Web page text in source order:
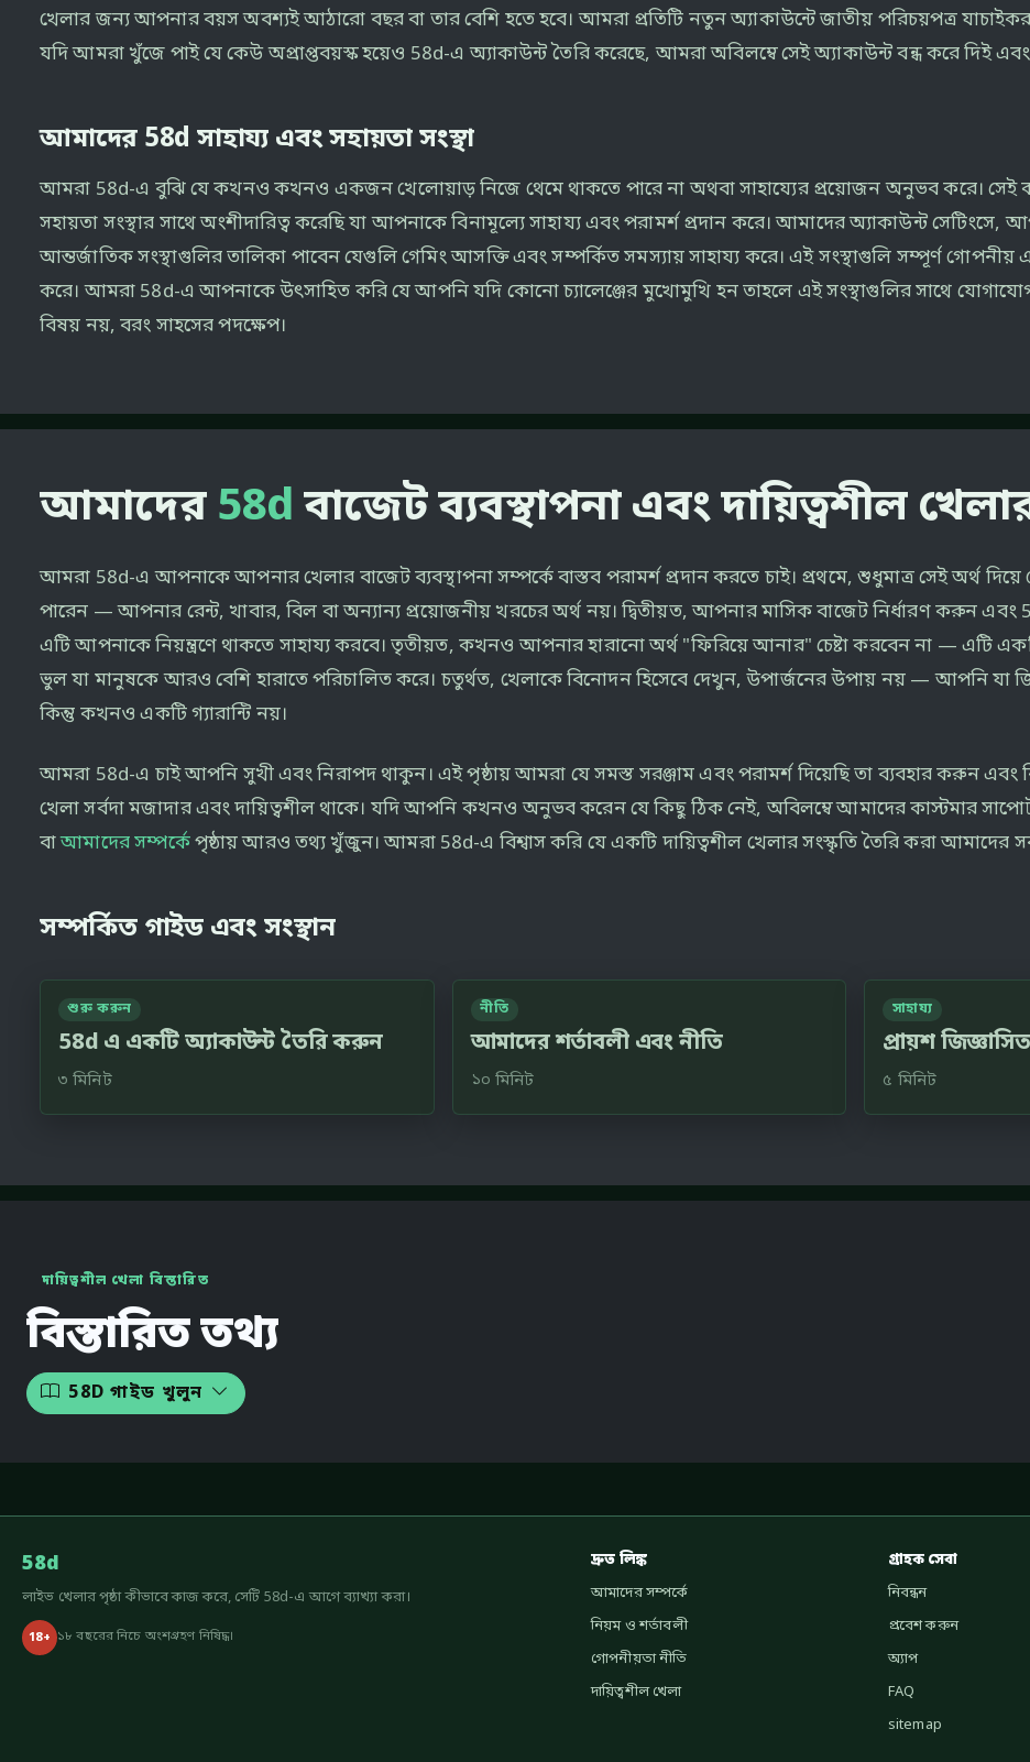
খেলার জন্য আপনার বয়স অবশ্যই আঠারো বছর বা তার বেশি হতে হবে। আমরা প্রতিটি নতুন অ্যাকাউন্টে জাতীয় পরিচয়পত্র
যদি আমরা খুঁজে পাই যে কেউ অপ্রাপ্তবয়স্ক হয়েও 58d-এ অ্যাকাউন্ট তৈরি করেছে, আমরা অবিলম্বে সেই অ্যাকাউন্ট বন্ধ করে দিই
আমাদের 58d সাহায্য এবং সহায়তা সংস্থা
আমরা 58d-এ বুঝি যে কখনও কখনও একজন খেলোয়াড় নিজে থেমে থাকতে পারে না অথবা সাহায্যের প্রয়োজন অনুভব করে। সেই
সহায়তা সংস্থার সাথে অংশীদারিত্ব করেছি যা আপনাকে বিনামূল্যে সাহায্য এবং পরামর্শ প্রদান করে। আমাদের অ্যাকাউন্ট সেটিংসে,
আন্তর্জাতিক সংস্থাগুলির তালিকা পাবেন যেগুলি গেমিং আসক্তি এবং সম্পর্কিত সমস্যায় সাহায্য করে। এই সংস্থাগুলি সম্পূর্ণ গোপনীয়
করে। আমরা 58d-এ আপনাকে উৎসাহিত করি যে আপনি যদি কোনো চ্যালেঞ্জের মুখোমুখি হন তাহলে এই সংস্থাগুলির সাথে
বিষয় নয়, বরং সাহসের পদক্ষেপ।
আমাদের 58d বাজেট ব্যবস্থাপনা এবং দায়িত্বশীল
আমরা 58d-এ আপনাকে আপনার খেলার বাজেট ব্যবস্থাপনা সম্পর্কে বাস্তব পরামর্শ প্রদান করতে চাই। প্রথমে, শুধুমাত্র সেই অর্থ
পারেন — আপনার রেন্ট, খাবার, বিল বা অন্যান্য প্রয়োজনীয় খরচের অর্থ নয়। দ্বিতীয়ত, আপনার মাসিক বাজেট নির্ধারণ করুন
এটি আপনাকে নিয়ন্ত্রণে থাকতে সাহায্য করবে। তৃতীয়ত, কখনও আপনার হারানো অর্থ "ফিরিয়ে আনার" চেষ্টা করবেন না — এটি
ভুল যা মানুষকে আরও বেশি হারাতে পরিচালিত করে। চতুর্থত, খেলাকে বিনোদন হিসেবে দেখুন, উপার্জনের উপায় নয় — আপনি যা
কিন্তু কখনও একটি গ্যারান্টি নয়।
আমরা 58d-এ চাই আপনি সুখী এবং নিরাপদ থাকুন। এই পৃষ্ঠায় আমরা যে সমস্ত সরঞ্জাম এবং পরামর্শ দিয়েছি তা ব্যবহার করুন
খেলা সর্বদা মজাদার এবং দায়িত্বশীল থাকে। যদি আপনি কখনও অনুভব করেন যে কিছু ঠিক নেই, অবিলম্বে আমাদের কাস্টমার
বাআমাদের সম্পর্কেপৃষ্ঠায় আরও তথ্য খুঁজুন। আমরা 58d-এ বিশ্বাস করি যে একটি দায়িত্বশীল খেলার সংস্কৃতি তৈরি করা আমাদের
সম্পর্কিত গাইড এবং সংস্থান
শুরু করুন
58d এ একটি অ্যাকাউন্ট তৈরি করুন
৩ মিনিট
নীতি
আমাদের শর্তাবলী এবং নীতি
১০ মিনিট
সাহায্য
প্রায়শ জিজ্ঞাসিত
৫ মিনিট
দায়িত্বশীল খেলা বিস্তারিত
বিস্তারিত তথ্য
58D গাইড খুলুন
58d
লাইভ খেলার পৃষ্ঠা কীভাবে কাজ করে, সেটি 58d-এ আগে ব্যাখ্যা করা।
18+ ১৮ বছরের নিচে অংশগ্রহণ নিষিদ্ধ।
দ্রুত লিঙ্ক
আমাদের সম্পর্কে
নিয়ম ও শর্তাবলী
গোপনীয়তা নীতি
দায়িত্বশীল খেলা
গ্রাহক সেবা
নিবন্ধন
প্রবেশ করুন
অ্যাপ
FAQ
sitemap